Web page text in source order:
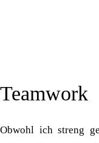
Teamwork
Obwohl ich streng